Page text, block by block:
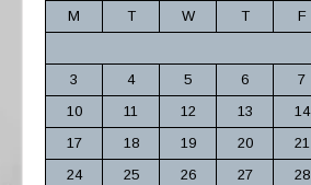
M T W T F
3
4 5 6 7
10
11 12 13 14
17
18 19 20 21
24
25 26 27 28